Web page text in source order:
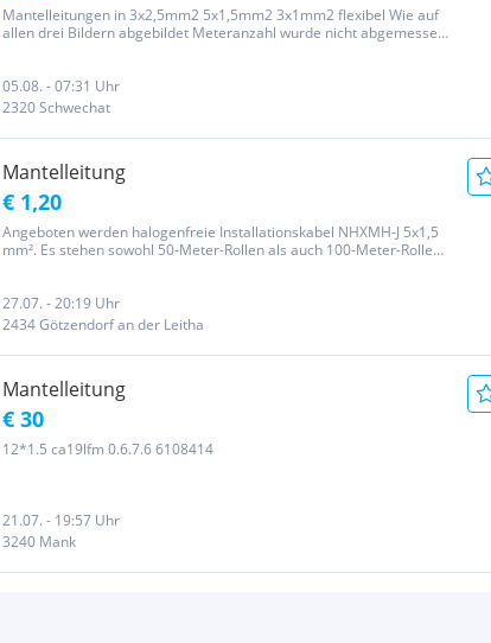
Mantelleitungen in 3x2,5mm2 5x1,5mm2 3x1mm2 flexibel Wie auf
allen drei Bildern abgebildet Meteranzahl wurde nicht abgemessen
05.08. - 07:31 Uhr
2320 Schwechat
Mantelleitung
€ 1,20
Angeboten werden halogenfreie Installationskabel NHXMH-J 5x1,5
mm². Es stehen sowohl 50-Meter-Rollen als auch 100-Meter-Rollen
27.07. - 20:19 Uhr
2434 Götzendorf an der Leitha
Mantelleitung
€ 30
12*1.5 ca19lfm 0.6.7.6 6108414
21.07. - 19:57 Uhr
3240 Mank